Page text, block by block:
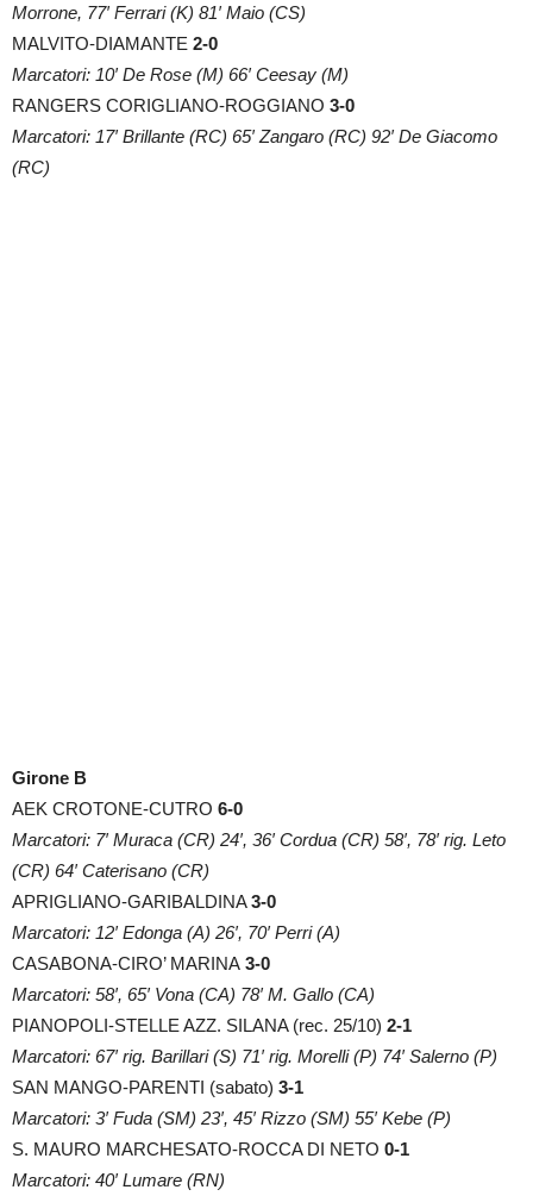
Morrone, 77′ Ferrari (K) 81′ Maio (CS)
MALVITO-DIAMANTE 2-0
Marcatori: 10′ De Rose (M) 66′ Ceesay (M)
RANGERS CORIGLIANO-ROGGIANO 3-0
Marcatori: 17′ Brillante (RC) 65′ Zangaro (RC) 92′ De Giacomo
(RC)
Girone B
AEK CROTONE-CUTRO 6-0
Marcatori: 7′ Muraca (CR) 24′, 36′ Cordua (CR) 58′, 78′ rig. Leto
(CR) 64′ Caterisano (CR)
APRIGLIANO-GARIBALDINA3-0
Marcatori: 12′ Edonga (A) 26′, 70′ Perri (A)
CASABONA-CIRO’ MARINA 3-0
Marcatori: 58′, 65′ Vona (CA) 78′ M. Gallo (CA)
PIANOPOLI-STELLE AZZ. SILANA (rec. 25/10) 2-1
Marcatori: 67′ rig. Barillari (S) 71′ rig. Morelli (P) 74′ Salerno (P)
SAN MANGO-PARENTI (sabato) 3-1
Marcatori: 3′ Fuda (SM) 23′, 45′ Rizzo (SM) 55′ Kebe (P)
S. MAURO MARCHESATO-ROCCA DI NETO 0-1
Marcatori: 40′ Lumare (RN)